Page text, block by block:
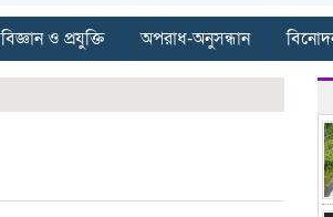
বিজ্ঞান ও প্রযুক্তি অপরাধ-অনুসন্ধান